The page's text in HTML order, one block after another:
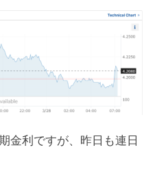
金利ですが、昨日も連日